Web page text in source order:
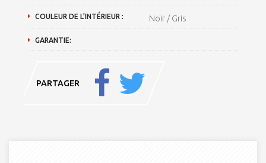
COULEUR DE L'INTÉRIEUR : Noir / Gris
GARANTIE:
PARTAGER